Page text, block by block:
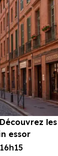
les
essor